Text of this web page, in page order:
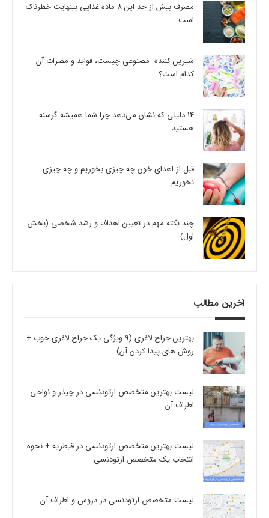
مصرف بیش از حد این 8 ماده غذایی بینهایت خطرناک
است
شیرین کننده مصنوعی چیست، فواید و مضرات آن
کدام است؟
14 دلیلی که نشان می‌دهد چرا شما همیشه گرسنه
هستید
قبل از اهدای خون چه چیزی بخوریم و چه چیزی
نخوریم
چند نکته مهم در تعیین اهداف و رشد شخصی (بخش
اول)
آخرین مطالب
بهترین جراح لاغری (9 ویژگی یک جراح لاغری خوب +
روش های پیدا کردن آن)
لیست بهترین متخصص ارتودنسی در چیذر و نواحی
اطراف آن
لیست بهترین متخصص ارتودنسی در قیطریه + نحوه
انتخاب یک متخصص ارتودنسی
لیست متخصص ارتودنسی در دروس و اطراف آن